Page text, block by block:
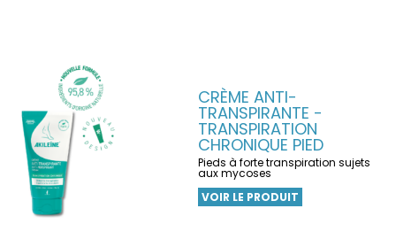
CRÈME ANTI-
TRANSPIRANTE -
TRANSPIRATION
CHRONIQUE PIED
Pieds à forte transpiration sujets
aux mycoses
VOIR LE PRODUIT